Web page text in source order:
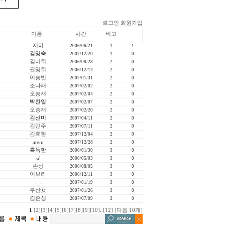
로그인
회원가입
이름 시간 비고
지미 2006/06/21 1
1
김명숙 2007/12/20 1
0
김미희 2006/08/28 2
0
권영희 2006/12/14 2
0
이승빈 2007/01/31 2
0
조나래 2007/02/02 2
0
오승재 2007/02/04 2
0
박찬일 2007/02/07 2
0
오승재 2007/02/20 2
0
김선미 2007/04/11 2
0
김민주 2007/07/11 2
0
김효현 2007/12/04 2
0
atem 2007/12/28 2
0
혹독한 2006/01/30 3
0
sil 2006/05/03 3
0
손성 2006/08/05 3
0
이보라 2006/12/11 3
0
-_- 2007/01/19 3
0
부산女 2007/01/26 3
0
김준성 2007/07/09 3 0
1 [2] [3] [4] [5] [6] [7] [8] [9] [10] [12] [다음 10개]